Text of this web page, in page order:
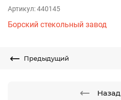
Артикул:440145
Борский стекольный завод
Предыдущий
Назад